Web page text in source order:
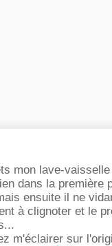
mon lave-
dans la première
ensuite il ne
à clignoter et le
m'éclairer sur